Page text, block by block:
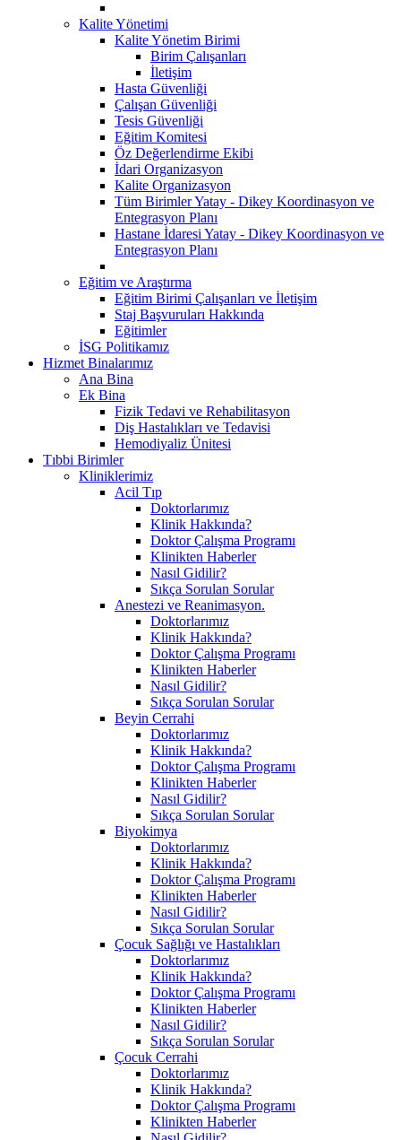
Kalite Yönetimi
Kalite Yönetim Birimi
Birim Çalışanları
İletişim
Hasta Güvenliği
Çalışan Güvenliği
Tesis Güvenliği
Eğitim Komitesi
Öz Değerlendirme Ekibi
İdari Organizasyon
Kalite Organizasyon
Tüm Birimler Yatay - Dikey Koordinasyon ve
Entegrasyon Planı
Hastane İdaresi Yatay - Dikey Koordinasyon ve
Entegrasyon Planı
Eğitim ve Araştırma
Eğitim Birimi Çalışanları ve İletişim
Staj Başvuruları Hakkında
Eğitimler
İSG Politikamız
Hizmet Binalarımız
Ana Bina
Ek Bina
Fizik Tedavi ve Rehabilitasyon
Diş Hastalıkları ve Tedavisi
Hemodiyaliz Ünitesi
Tıbbi Birimler
Kliniklerimiz
Acil Tıp
Doktorlarımız
Klinik Hakkında?
Doktor Çalışma Programı
Klinikten Haberler
Nasıl Gidilir?
Sıkça Sorulan Sorular
Anestezi ve Reanimasyon.
Doktorlarımız
Klinik Hakkında?
Doktor Çalışma Programı
Klinikten Haberler
Nasıl Gidilir?
Sıkça Sorulan Sorular
Beyin Cerrahi
Doktorlarımız
Klinik Hakkında?
Doktor Çalışma Programı
Klinikten Haberler
Nasıl Gidilir?
Sıkça Sorulan Sorular
Biyokimya
Doktorlarımız
Klinik Hakkında?
Doktor Çalışma Programı
Klinikten Haberler
Nasıl Gidilir?
Sıkça Sorulan Sorular
Çocuk Sağlığı ve Hastalıkları
Doktorlarımız
Klinik Hakkında?
Doktor Çalışma Programı
Klinikten Haberler
Nasıl Gidilir?
Sıkça Sorulan Sorular
Çocuk Cerrahi
Doktorlarımız
Klinik Hakkında?
Doktor Çalışma Programı
Klinikten Haberler